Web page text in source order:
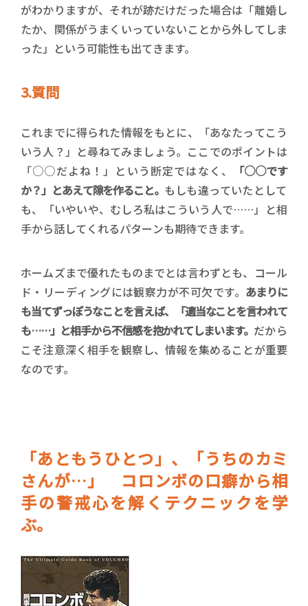
がわかりますが、それが跡だけだった場合は「離婚し
たか、関係がうまくいっていないことから外してしま
った」という可能性も出てきます。
3.質問
これまでに得られた情報をもとに、「あなたってこう
いう人？」と尋ねてみましょう。ここでのポイントは
「○○だよね！」という断定ではなく、
「○○です
か？」とあえて隙を作ること。 もしも違っていたとして
も、「いやいや、むしろ私はこういう人で……」と相
手から話してくれるパターンも期待できます。
ホームズまで優れたものまでとは言わずとも、コール
ド・リーディングには観察力が不可欠です。 あまりに
も当てずっぽうなことを言えば、「適当なことを言われて
も……」と相手から不信感を抱かれてしまいます。 だから
こそ注意深く相手を観察し、情報を集めることが重要
なのです。
「あともうひとつ」、「うちのカミ
さんが…」 コロンボの口癖から相
手の警戒心を解くテクニックを学
ぶ。